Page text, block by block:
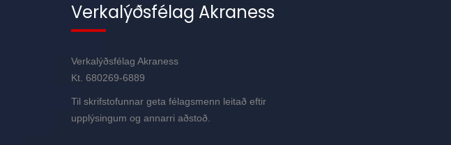
Verkalýðsfélag Akraness
Verkalýðsfélag Akraness
Kt. 680269-6889
Til skrifstofunnar geta félagsmenn leitað eftir
upplýsingum og annarri aðstoð.